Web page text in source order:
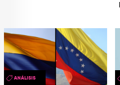
ANÁLISIS